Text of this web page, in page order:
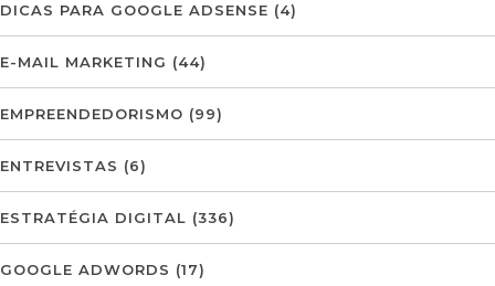
DICAS PARA GOOGLE ADSENSE (4)
E-MAIL MARKETING (44)
EMPREENDEDORISMO (99)
ENTREVISTAS (6)
ESTRATÉGIA DIGITAL (336)
GOOGLE ADWORDS (17)